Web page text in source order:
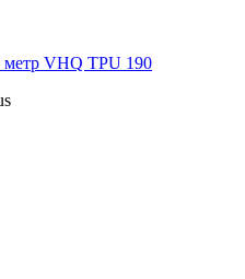
метр VHQ TPU 190